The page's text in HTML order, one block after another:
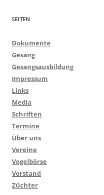
SEITEN
Dokumente
Gesang
Gesangsausbildung
Impressum
Links
Media
Schriften
Termine
Über uns
Vereine
Vogelbörse
Vorstand
Züchter